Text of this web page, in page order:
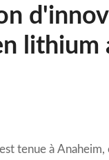
lithium
tenue à